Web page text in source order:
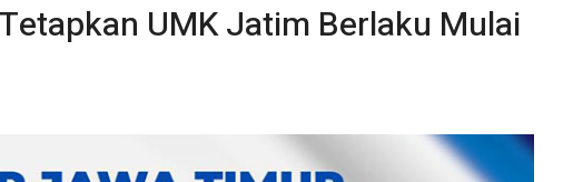
UMK Jatim Berlaku Mulai